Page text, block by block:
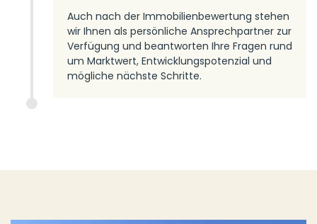
Auch nach der Immobilienbewertung stehen
wir Ihnen als persönliche Ansprechpartner zur
Verfügung und beantworten Ihre Fragen rund
um Marktwert, Entwicklungspotenzial und
mögliche nächste Schritte.